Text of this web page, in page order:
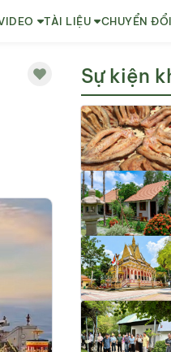
TÀI LIỆU CHUYỂN
Sự kiện